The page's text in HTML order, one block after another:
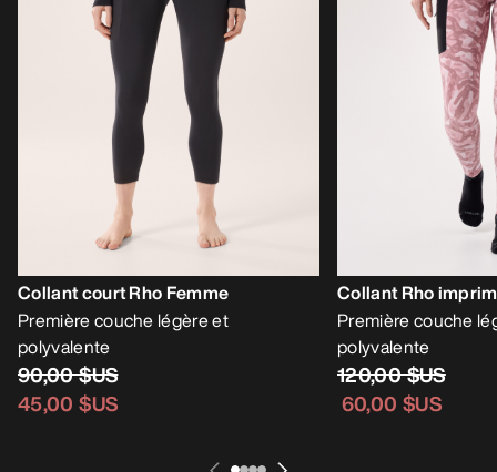
Collant court Rho Femme
Première couche légère et
polyvalente
90,00 $US
45,00 $US
Collant Rho
Première couche
polyvalente
120,00 $US
60,00 $US